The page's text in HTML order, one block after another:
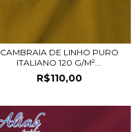
CAMBRAIA DE LINHO PURO
ITALIANO 120 G/M²...
R$110,00